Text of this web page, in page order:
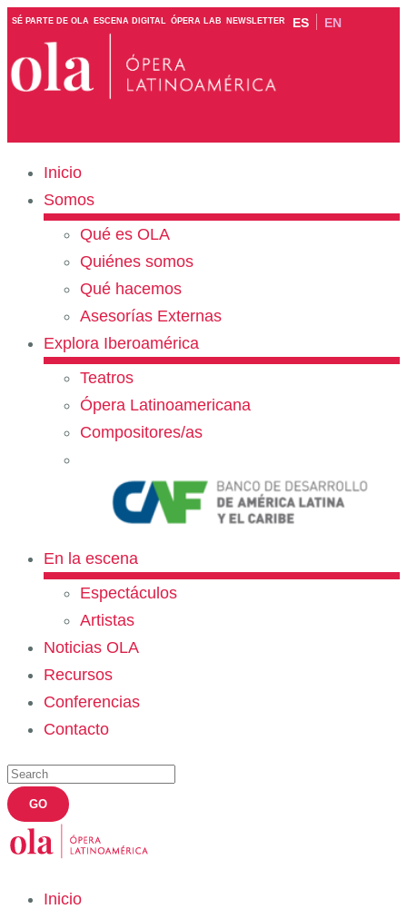
SÉ PARTE DE OLA ESCENA DIGITAL ÓPERA LAB NEWSLETTER ES EN
Inicio
Somos
Qué es OLA
Quiénes somos
Qué hacemos
Asesorías Externas
Explora Iberoamérica
Teatros
Ópera Latinoamericana
Compositores/as
En la escena
Espectáculos
Artistas
Noticias OLA
Recursos
Conferencias
Contacto
Inicio